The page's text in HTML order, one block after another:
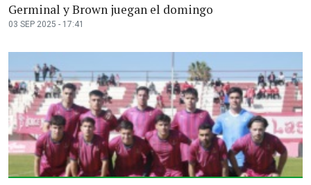
Germinal y Brown juegan el domingo
03 SEP 2025 - 17:41